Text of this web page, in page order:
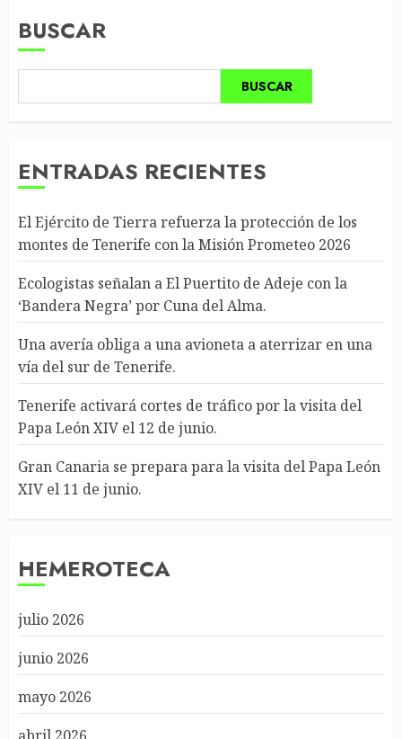
BUSCAR
BUSCAR
ENTRADAS RECIENTES
El Ejército de Tierra refuerza la protección de los
montes de Tenerife con la Misión Prometeo 2026
Ecologistas señalan a El Puertito de Adeje con la
‘Bandera Negra’ por Cuna del Alma.
Una avería obliga a una avioneta a aterrizar en una
vía del sur de Tenerife.
Tenerife activará cortes de tráfico por la visita del
Papa León XIV el 12 de junio.
Gran Canaria se prepara para la visita del Papa León
XIV el 11 de junio.
HEMEROTECA
julio 2026
junio 2026
mayo 2026